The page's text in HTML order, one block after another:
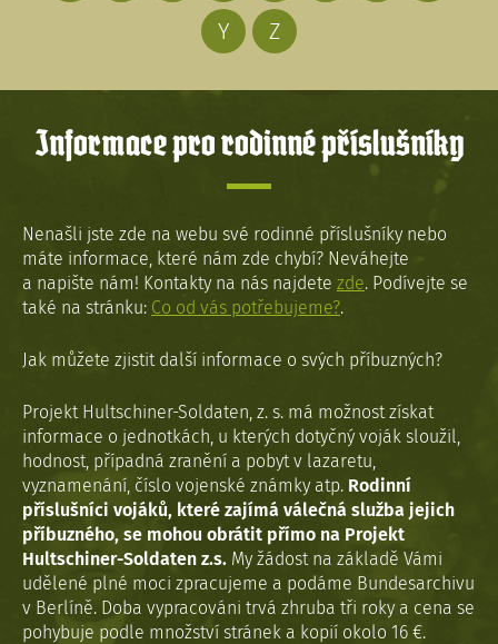
Y
Z
Informace pro rodinné příslušníky
Nenašli jste zde na webu své rodinné příslušníky nebo
máte informace, které nám zde chybí? Neváhejte
a napište nám! Kontakty na nás najdete zde. Podívejte se
také na stránku: Co od vás potřebujeme?.
Jak můžete zjistit další informace o svých příbuzných?
Projekt Hultschiner-Soldaten, z. s. má možnost získat
informace o jednotkách, u kterých dotyčný voják sloužil,
hodnost, případná zranění a pobyt v lazaretu,
vyznamenání, číslo vojenské známky atp. Rodinní
příslušníci vojáků, které zajímá válečná služba jejich
příbuzného, se mohou obrátit přímo na Projekt
Hultschiner-Soldaten z.s. My žádost na základě Vámi
udělené plné moci zpracujeme a podáme Bundesarchivu
v Berlíně. Doba vypracováni trvá zhruba tři roky a cena se
pohybuje podle množství stránek a kopií okolo 16 €.